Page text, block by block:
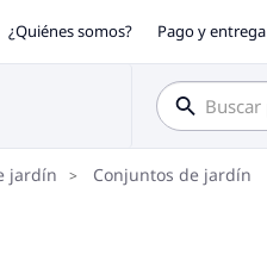
¿Quiénes somos? Pago y entrega
jardín Conjuntos de jardín